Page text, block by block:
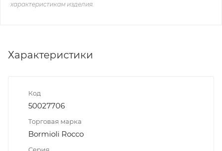
характеристикам изделия.
Характеристики
Код
50027706
Торговая марка
Bormioli Rocco
Серия